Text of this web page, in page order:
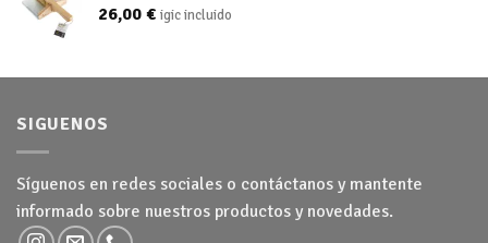
26,00 € igic incluido
SIGUENOS
Síguenos en redes sociales o contáctanos y mantente
informado sobre nuestros productos y novedades.